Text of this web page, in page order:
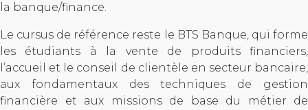
la banque/finance.
Le cursus de référence reste le BTS Banque, qui forme
les étudiants à la vente de produits financiers,
l’accueil et le conseil de clientèle en secteur bancaire,
aux fondamentaux des techniques de gestion
financière et aux missions de base du métier de